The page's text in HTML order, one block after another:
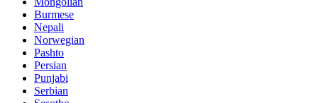
Burmese
Nepali
Norwegian
Pashto
Persian
Punjabi
Serbian